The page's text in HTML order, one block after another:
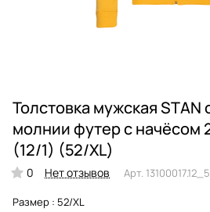
Толстовка мужская
молнии футер с начёсом
(12/1) (52/XL)
0 Нет отзывов Арт.
Размер : 52/XL